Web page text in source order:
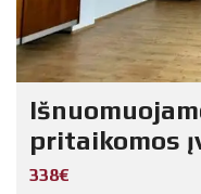
pritaikomos
338€